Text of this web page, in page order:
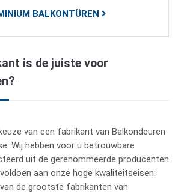
BALKONTÜREN
is de juiste voor
van een fabrikant van Balkondeuren
Wij hebben voor u betrouwbare
uit de gerenommeerde producenten
aan onze hoge kwaliteitseisen:
de grootste fabrikanten van